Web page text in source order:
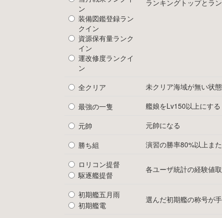
ン
装備図鑑登録ラン
クイン
資源保有量ランク
イン
運改修度ランクイ
ン
ランキングトップとラ
全クリア 未クリア海域が無い状
最強の一隻 艦娘をLv150以上にする
元帥 元帥になる
勝ち組 演習の勝率80%以上ま
ロリコン提督
駆逐艦提督
各ユーザ統計の経験値
初期艦五月雨
初期艦電
選んだ初期艦の称号が